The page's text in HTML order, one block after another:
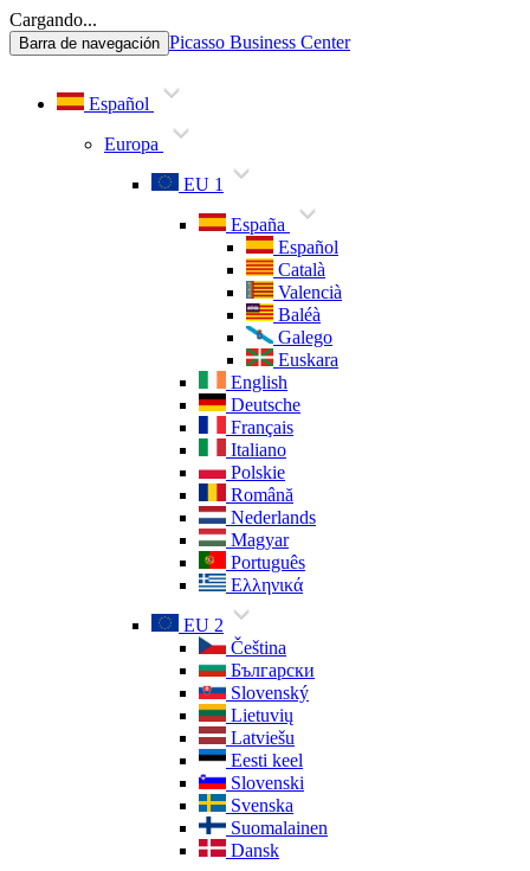
Cargando...
Barra de navegación Picasso Business Center
Español
Europa
EU 1
España
Español
Català
Valencià
Baléà
Galego
Euskara
English
Deutsche
Français
Italiano
Polskie
Română
Nederlands
Magyar
Português
Ελληνικά
EU 2
Čeština
Български
Slovenský
Lietuvių
Latviešu
Eesti keel
Slovenski
Svenska
Suomalainen
Dansk